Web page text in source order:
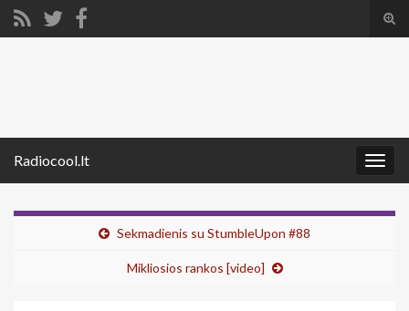
Radiocool.lt
Sekmadienis su StumbleUpon #88
Mikliosios rankos [video]